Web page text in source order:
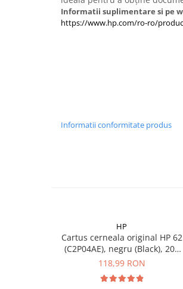
Accesorii Printing
All-in-One PC
Informatii suplimentare si pe
https://www.hp.com/ro-ro/
Informatii conformitate produs
HP
Cartus cerneala original HP 62
(C2P04AE), negru (Black), 200
pagini
118,99 RON